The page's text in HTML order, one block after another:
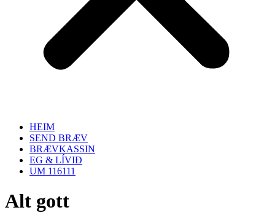
HEIM
SEND BRÆV
BRÆVKASSIN
EG & LÍVIÐ
UM 116111
Alt gott